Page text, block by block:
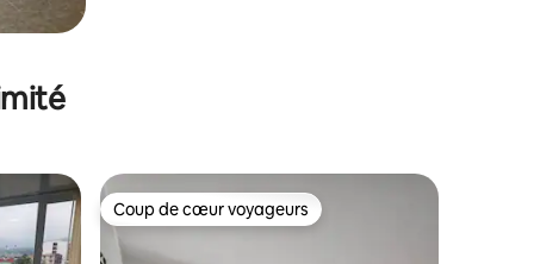
Coup de cœur voyageurs
Coup de cœur voyageurs